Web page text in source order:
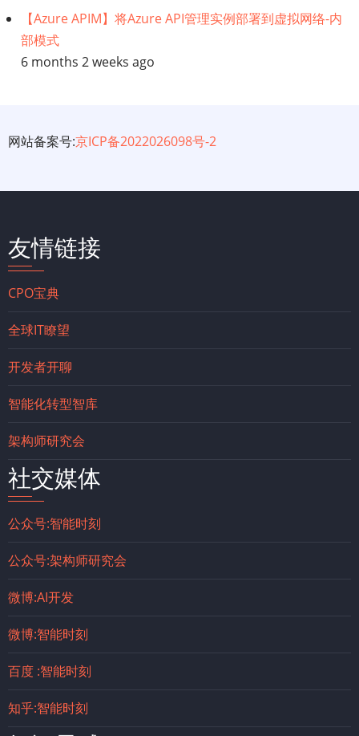
【Azure APIM】将Azure API管理实例部署到虚拟网络-内
部模式
6 months 2 weeks ago
网站备案号:京ICP备2022026098号-2
友情链接
CPO宝典
全球IT瞭望
开发者开聊
智能化转型智库
架构师研究会
社交媒体
公众号:智能时刻
公众号:架构师研究会
微博:AI开发
微博:智能时刻
百度 :智能时刻
知乎:智能时刻